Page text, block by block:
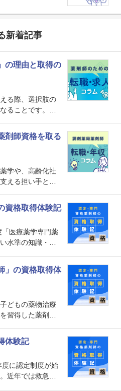
新着記事
の理由と取得の
る際、選択肢の
ることです。し
もしれません。
味ない」といわ
、年収・キャリ
剤師資格を取る
学や、高齢化社
える担い手とし
定薬剤師という
たいどんな資格
るとどのような
資格取得体験記
医療薬学専門薬
水準の知識・技
渡り、審査も複
して一定の能力
」の資格取得体
どもの薬物治療
習得した薬剤師
解し、専門性を
護者に寄り添え
薬物療法認定薬
す。
体験記
度に認定制度が始
近年では救急病